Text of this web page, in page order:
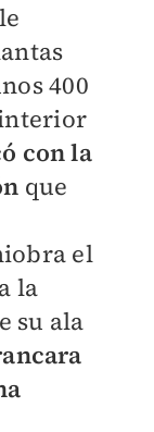
400
con la
que
el
la
su ala